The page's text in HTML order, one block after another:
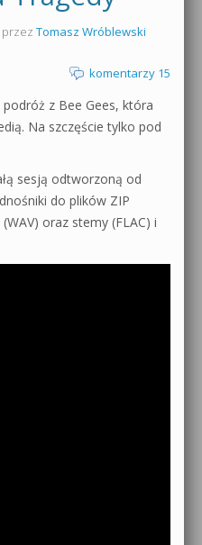
przez Tomasz Wróblewski
komentarzy 15
z Bee Gees, która
Na szczęście tylko pod
sesją odtworzoną od
do plików ZIP
oraz stemy (FLAC) i